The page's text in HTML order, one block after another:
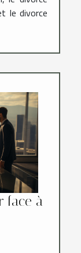
le divorce
face à